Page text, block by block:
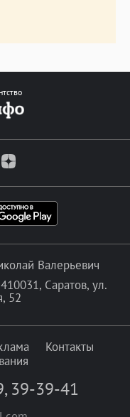
Валерьевич
Саратов, ул.
52
Контакты
, 39-39-41